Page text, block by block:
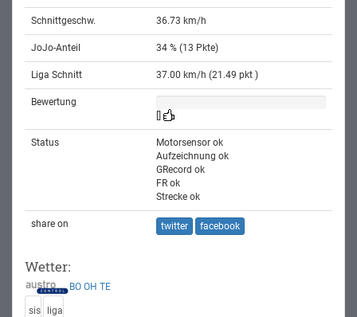
Schnittgeschw. 36.73 km/h
JoJo-Anteil 34 % (13 Pkte)
Liga Schnitt 37.00 km/h (21.49 pkt )
Bewertung
Status
Motorsensor ok
Aufzeichnung ok
GRecord ok
FR ok
Strecke ok
share on twitter facebook
Wetter:
BO OH TE
sis liga